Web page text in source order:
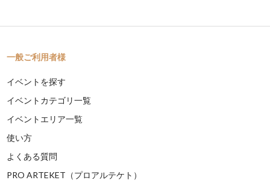
一般ご利用者様
イベントを探す
イベントカテゴリ一覧
イベントエリア一覧
使い方
よくある質問
PRO ARTEKET（プロアルテケト）